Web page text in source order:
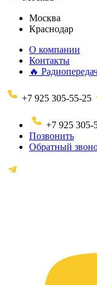
Москва
Краснодар
О компании
Контакты
🔥
+7 925 305-55-25
+7 925 305-
Позвонить
Обратный